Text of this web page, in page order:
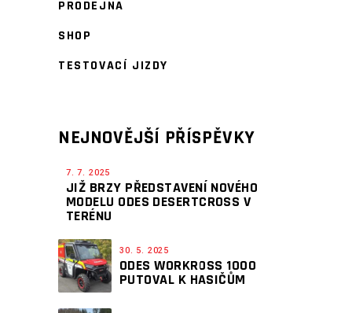
PRODEJNA
SHOP
TESTOVACÍ JIZDY
NEJNOVĚJŠÍ PŘÍSPĚVKY
7. 7. 2025
JIŽ BRZY PŘEDSTAVENÍ NOVÉHO
MODELU ODES DESERTCROSS V
TERÉNU
30. 5. 2025
ODES WORKROSS 1000
PUTOVAL K HASIČŮM